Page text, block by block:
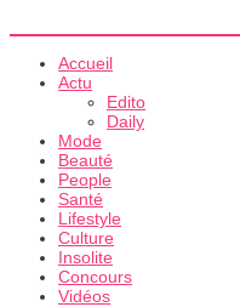
Accueil
Actu
Edito
Daily
Mode
Beauté
People
Santé
Lifestyle
Culture
Insolite
Concours
Vidéos